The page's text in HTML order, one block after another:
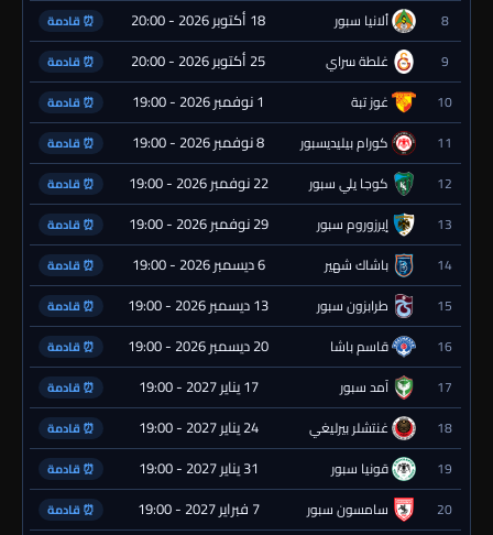
8 ألانيا سبور 18 أكتوبر 2026 - 20:00 ⏰ قادمة
9 غلطة سراي 25 أكتوبر 2026 - 20:00 ⏰ قادمة
10 غوز تبة 1 نوفمبر 2026 - 19:00 ⏰ قادمة
11 كورام بيليديسبور 8 نوفمبر 2026 - 19:00 ⏰ قادمة
12 كوجا يلي سبور 22 نوفمبر 2026 - 19:00 ⏰ قادمة
13 إيرزوروم سبور 29 نوفمبر 2026 - 19:00 ⏰ قادمة
14 باشاك شهير 6 ديسمبر 2026 - 19:00 ⏰ قادمة
15 طرابزون سبور 13 ديسمبر 2026 - 19:00 ⏰ قادمة
16 قاسم باشا 20 ديسمبر 2026 - 19:00 ⏰ قادمة
17 آمد سبور 17 يناير 2027 - 19:00 ⏰ قادمة
18 غنتشلر بيرليغي 24 يناير 2027 - 19:00 ⏰ قادمة
19 قونيا سبور 31 يناير 2027 - 19:00 ⏰ قادمة
20 سامسون سبور 7 فبراير 2027 - 19:00 ⏰ قادمة